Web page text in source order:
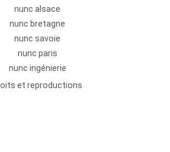
nunc alsace
nunc bretagne
nunc savoie
nunc paris
nunc ingénierie
et reproductions